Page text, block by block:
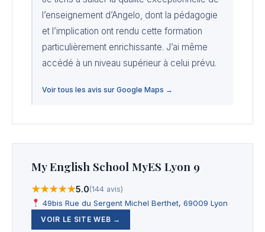
l’enseignement d’Angelo, dont la pédagogie
et l’implication ont rendu cette formation
particulièrement enrichissante. J’ai même
accédé à un niveau supérieur à celui prévu.
Voir tous les avis sur Google Maps →
My English School MyES Lyon 9
★★★★★5.0(144 avis)
49bis Rue du Sergent Michel Berthet, 69009 Lyon
VOIR LE SITE WEB →